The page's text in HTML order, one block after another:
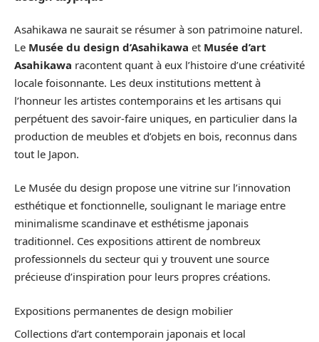
Asahikawa ne saurait se résumer à son patrimoine naturel.
Le Musée du design d’Asahikawa et Musée d’art
Asahikawa racontent quant à eux l’histoire d’une créativité
locale foisonnante. Les deux institutions mettent à
l’honneur les artistes contemporains et les artisans qui
perpétuent des savoir-faire uniques, en particulier dans la
production de meubles et d’objets en bois, reconnus dans
tout le Japon.
Le Musée du design propose une vitrine sur l’innovation
esthétique et fonctionnelle, soulignant le mariage entre
minimalisme scandinave et esthétisme japonais
traditionnel. Ces expositions attirent de nombreux
professionnels du secteur qui y trouvent une source
précieuse d’inspiration pour leurs propres créations.
Expositions permanentes de design mobilier
Collections d’art contemporain japonais et local